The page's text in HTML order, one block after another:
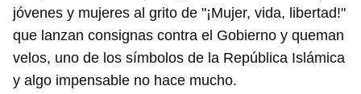
jóvenes y mujeres al grito de "¡Mujer, vida, libertad!"
que lanzan consignas contra el Gobierno y queman
velos, uno de los símbolos de la República Islámica
y algo impensable no hace mucho.